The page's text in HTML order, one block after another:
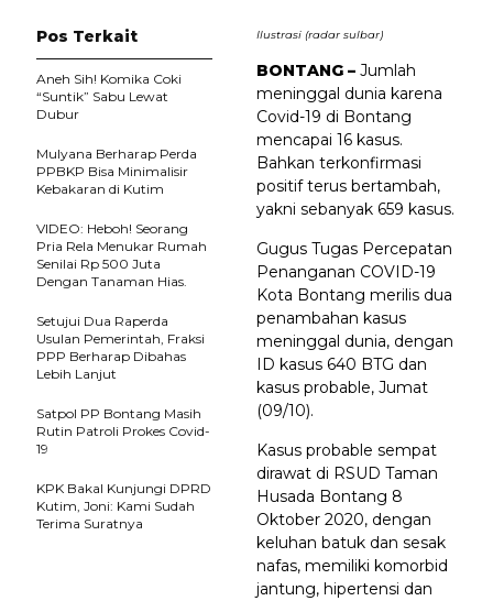
Ilustrasi (radar sulbar)
BONTANG – Jumlah
meninggal dunia karena
Covid-19 di Bontang
mencapai 16 kasus.
Bahkan terkonfirmasi
positif terus bertambah,
yakni sebanyak 659 kasus.
Gugus Tugas Percepatan
Penanganan COVID-19
Kota Bontang merilis dua
penambahan kasus
meninggal dunia, dengan
ID kasus 640 BTG dan
kasus probable, Jumat
(09/10).
Kasus probable sempat
dirawat di RSUD Taman
Husada Bontang 8
Oktober 2020, dengan
keluhan batuk dan sesak
nafas, memiliki komorbid
jantung, hipertensi dan
Pos Terkait
Aneh Sih! Komika Coki
“Suntik” Sabu Lewat
Dubur
Mulyana Berharap Perda
PPBKP Bisa Minimalisir
Kebakaran di Kutim
VIDEO: Heboh! Seorang
Pria Rela Menukar Rumah
Senilai Rp 500 Juta
Dengan Tanaman Hias.
Setujui Dua Raperda
Usulan Pemerintah, Fraksi
PPP Berharap Dibahas
Lebih Lanjut
Satpol PP Bontang Masih
Rutin Patroli Prokes Covid-
19
KPK Bakal Kunjungi DPRD
Kutim, Joni: Kami Sudah
Terima Suratnya